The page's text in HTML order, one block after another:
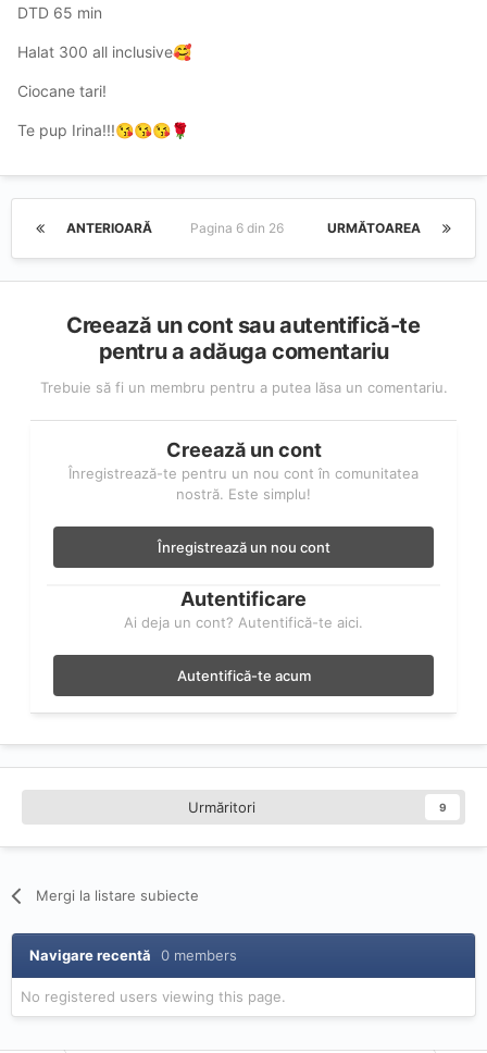
DTD 65 min
Halat 300 all inclusive🥰
Ciocane tari!
Te pup Irina!!!😘😘😘🌹
ANTERIOARĂ URMĂTOAREA
Pagina 6 din 26
Creează un cont sau autentifică-te
pentru a adăuga comentariu
Trebuie să fi un membru pentru a putea lăsa un comentariu.
Creează un cont
Înregistrează-te pentru un nou cont în comunitatea
nostră. Este simplu!
Înregistrează un nou cont
Autentificare
Ai deja un cont? Autentifică-te aici.
Autentifică-te acum
Urmăritori 9
Mergi la listare subiecte
Navigare recentă 0 members
No registered users viewing this page.